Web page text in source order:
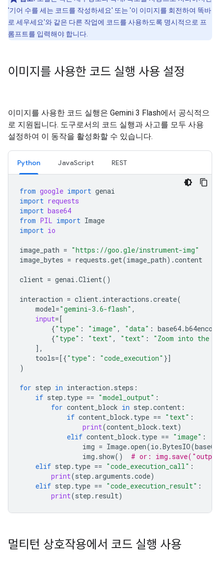
'기어 수를 세는 코드를 작성하세요' 또는 '이 이미지를 회전하여 똑바
로 세우세요'와 같은 다른 작업에 코드를 사용하도록 명시적으로 프
롬프트를 입력해야 합니다.
이미지를 사용한 코드 실행 사용 설정
이미지를 사용한 코드 실행은 Gemini 3 Flash에서 공식적으
로 지원됩니다. 도구로서의 코드 실행과 사고를 모두 사용
설정하여 이 동작을 활성화할 수 있습니다.
Python JavaScript REST
from google import genai
import requests
import base64
from PIL import Image
import io
image_path = "https://goo.gle/instrument-img"
image_bytes = requests .get(image_path) .content
client = genai .Client()
interaction = client. interactions .create(
model="gemini-3.6-flash" ,
input=[
{"type" : "image" , "data" : base64.b64encode
{"type" : "text" , "text" :
"Zoom into the
],
tools=[{"type" : "code_execution" }]
)
for step in interaction . steps :
if step . type == "model_output" :
for content_block in step .content :
if content_block . type == "text" :
print(content_block . text)
elif content_block . type == "image" :
img = Image.open(io .BytesIO(base64
img . show()
# or:
elif step . type == "code_execution_call" :
print(step .arguments .code)
elif step . type == "code_execution_result" :
print(step . result)
멀티턴 상호작용에서 코드 실행 사용